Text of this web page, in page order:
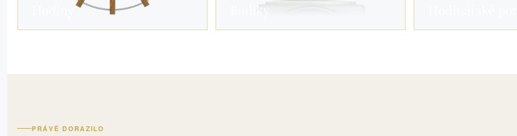
Budíky
PRÁVĚ DORAZILO